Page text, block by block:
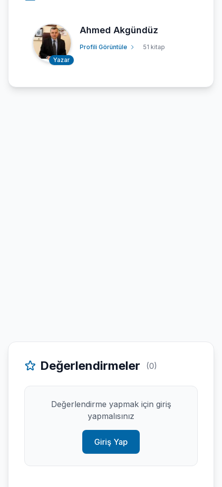
Yazar
Ahmed Akgündüz
Profili Görüntüle 51 kitap
Değerlendirmeler (0)
Değerlendirme yapmak için giriş
yapmalısınız
Giriş Yap